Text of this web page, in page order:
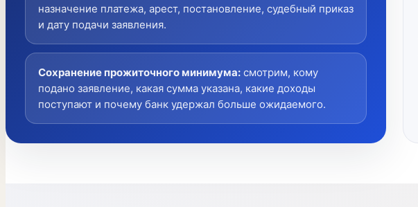
назначение платежа, арест, постановление, судебный приказ
и дату подачи заявления.
Сохранение прожиточного минимума: смотрим, кому
подано заявление, какая сумма указана, какие доходы
поступают и почему банк удержал больше ожидаемого.